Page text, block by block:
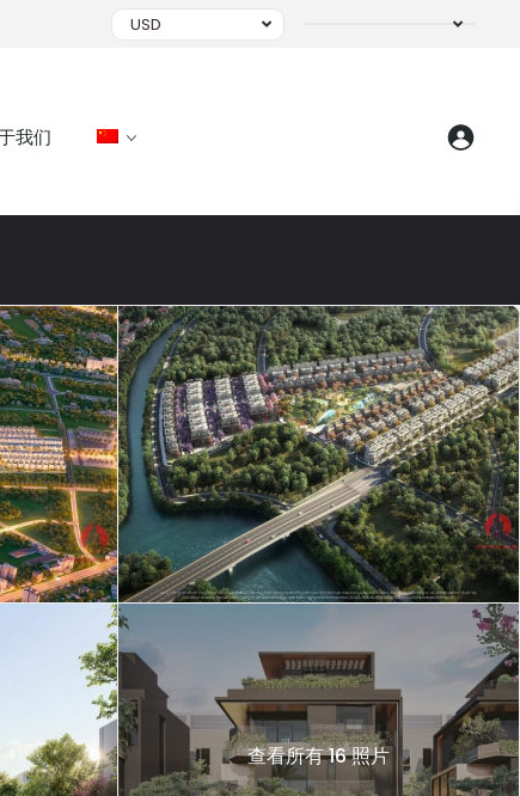
USD
我们
查看所有 16 照片